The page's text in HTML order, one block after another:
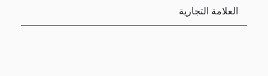
العلامة التجارية